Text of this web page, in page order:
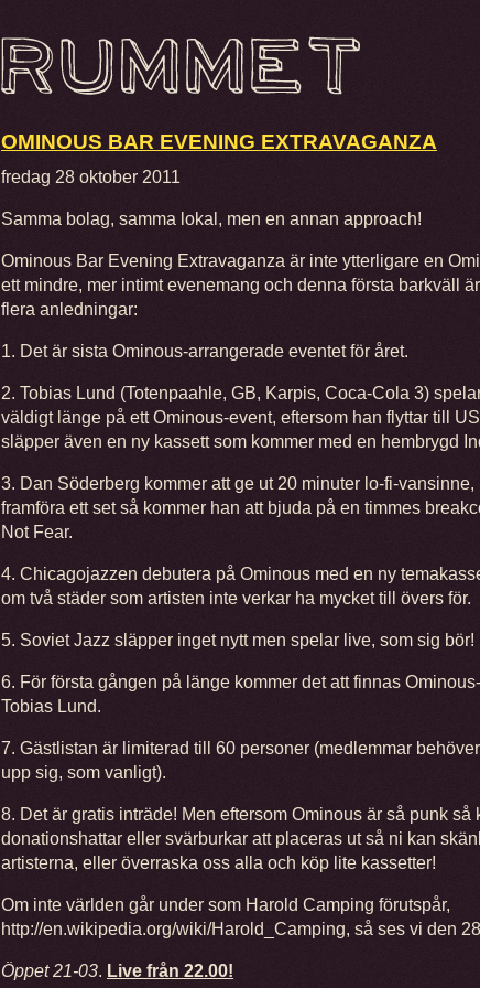
OMINOUS BAR EVENING EXTRAVAGANZA
fredag 28 oktober 2011
Samma bolag, samma lokal, men en annan approach!
Ominous Bar Evening Extravaganza är inte ytterligare en
ett mindre, mer intimt evenemang och denna första barkväll
flera anledningar:
1. Det är sista Ominous-arrangerade eventet för året.
2. Tobias Lund (Totenpaahle, GB, Karpis, Coca-Cola 3)
väldigt länge på ett Ominous-event, eftersom han flyttar till
släpper även en ny kassett som kommer med en hembrygd
3. Dan Söderberg kommer att ge ut 20 minuter lo-fi-vansinne,
framföra ett set så kommer han att bjuda på en timmes
Not Fear.
4. Chicagojazzen debutera på Ominous med en ny
om två städer som artisten inte verkar ha mycket till övers för.
5. Soviet Jazz släpper inget nytt men spelar live, som sig bör!
6. För första gången på länge kommer det att finnas
Tobias Lund.
7. Gästlistan är limiterad till 60 personer (medlemmar
upp sig, som vanligt).
8. Det är gratis inträde! Men eftersom Ominous är så punk så
donationshattar eller svärburkar att placeras ut så ni kan
artisterna, eller överraska oss alla och köp lite kassetter!
Om inte världen går under som Harold Camping förutspår,
http://en.wikipedia.org/wiki/Harold_Camping, så ses vi den
Öppet 21-03. Live från 22.00!